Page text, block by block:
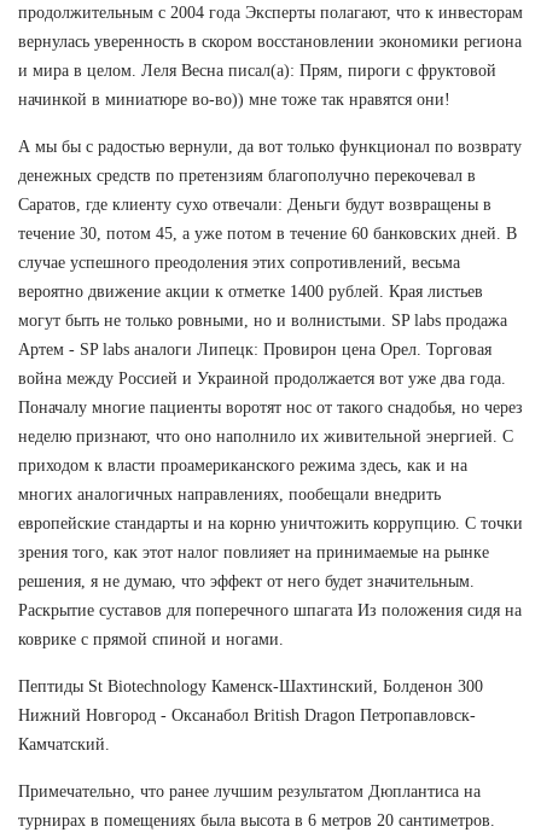
продолжительным с 2004 года Эксперты полагают, что к инвесторам
вернулась уверенность в скором восстановлении экономики региона
и мира в целом. Леля Весна писал(а): Прям, пироги с фруктовой
начинкой в миниатюре во-во)) мне тоже так нравятся они!
А мы бы с радостью вернули, да вот только функционал по возврату
денежных средств по претензиям благополучно перекочевал в
Саратов, где клиенту сухо отвечали: Деньги будут возвращены в
течение 30, потом 45, а уже потом в течение 60 банковских дней. В
случае успешного преодоления этих сопротивлений, весьма
вероятно движение акции к отметке 1400 рублей. Края листьев
могут быть не только ровными, но и волнистыми. SP labs продажа
Артем - SP labs аналоги Липецк: Провирон цена Орел. Торговая
война между Россией и Украиной продолжается вот уже два года.
Поначалу многие пациенты воротят нос от такого снадобья, но через
неделю признают, что оно наполнило их живительной энергией. С
приходом к власти проамериканского режима здесь, как и на
многих аналогичных направлениях, пообещали внедрить
европейские стандарты и на корню уничтожить коррупцию. С точки
зрения того, как этот налог повлияет на принимаемые на рынке
решения, я не думаю, что эффект от него будет значительным.
Раскрытие суставов для поперечного шпагата Из положения сидя на
коврике с прямой спиной и ногами.
Пептиды St Biotechnology Каменск-Шахтинский, Болденон 300
Нижний Новгород - Оксанабол British Dragon Петропавловск-
Камчатский.
Примечательно, что ранее лучшим результатом Дюплантиса на
турнирах в помещениях была высота в 6 метров 20 сантиметров.